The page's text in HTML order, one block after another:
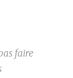
faire